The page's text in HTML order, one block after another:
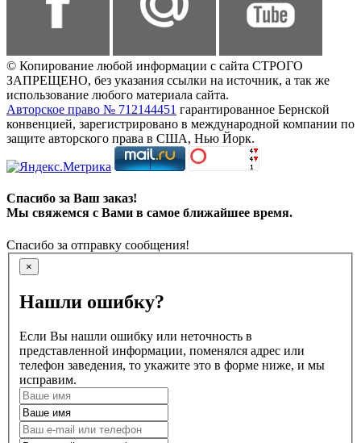
© Копирование любой информации с сайта СТРОГО
ЗАПРЕЩЕНО, без указания ссылки на источник, а так же
использование любого материала сайта.
Авторское право № 712144451 гарантированное Бернской
конвенцией, зарегистрировано в международной компании по
защите авторского права в США, Нью Йорк.
Спасибо за Ваш заказ!
Мы свяжемся с Вами в самое ближайшее время.
Спасибо за отправку сообщения!
×
Нашли ошибку?
Если Вы нашли ошибку или неточность в
представленной информации, поменялся адрес или
телефон заведения, то укажите это в форме ниже, и мы
исправим.